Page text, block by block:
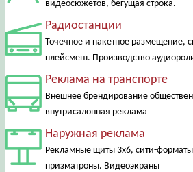
видеосюжетов, бегущая строка.
Радиостанции
Точечное и пакетное размещение,
плейсмент. Производство
Реклама на транспорте
Внешнее брендирование
внутрисалонная реклама
Наружная реклама
Рекламные щиты 3х6, сити-
призматроны. Видеоэкраны